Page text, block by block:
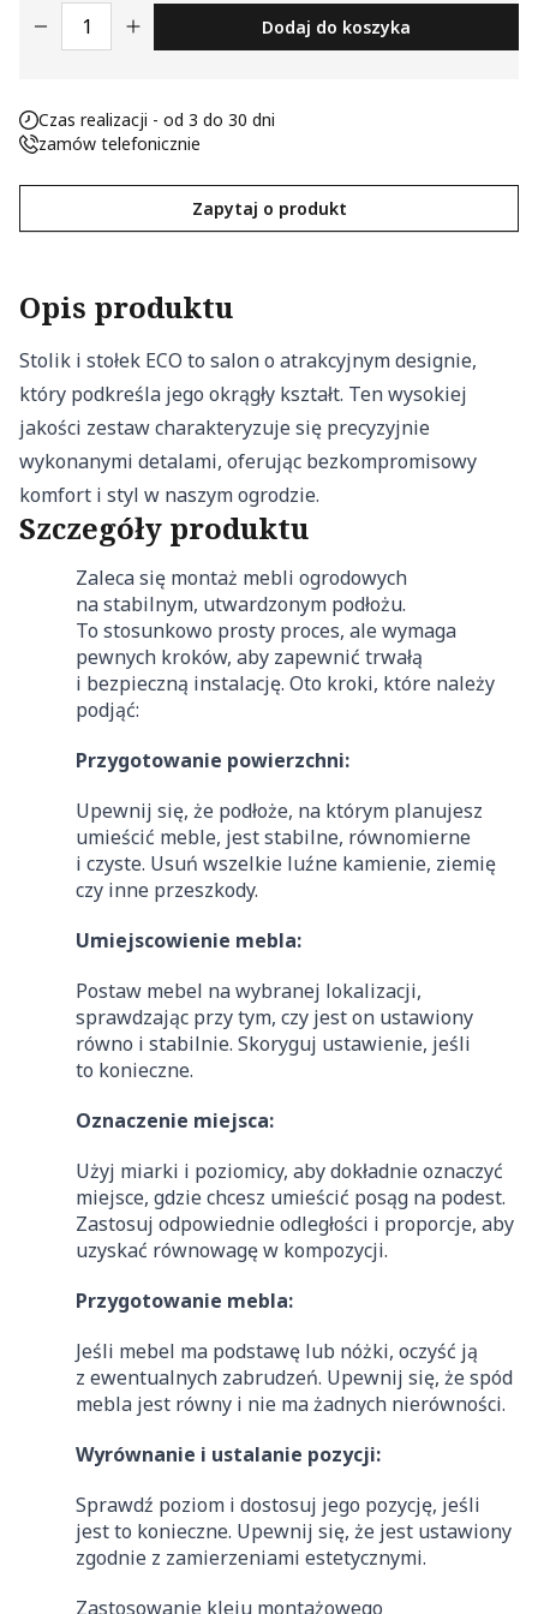
ilość STOŁEK ECO Dodaj do koszyka
Czas realizacji - od 3 do 30 dni
zamów telefonicznie
Zapytaj o produkt
Opis produktu
Stolik i stołek ECO to salon o atrakcyjnym designie,
który podkreśla jego okrągły kształt. Ten wysokiej
jakości zestaw charakteryzuje się precyzyjnie
wykonanymi detalami, oferując bezkompromisowy
komfort i styl w naszym ogrodzie.
Szczegóły produktu
Zaleca się montaż mebli ogrodowych
na stabilnym, utwardzonym podłożu.
To stosunkowo prosty proces, ale wymaga
pewnych kroków, aby zapewnić trwałą
i bezpieczną instalację. Oto kroki, które należy
podjąć:
Przygotowanie powierzchni:
Upewnij się, że podłoże, na którym planujesz
umieścić meble, jest stabilne, równomierne
i czyste. Usuń wszelkie luźne kamienie, ziemię
czy inne przeszkody.
Umiejscowienie mebla:
Postaw mebel na wybranej lokalizacji,
sprawdzając przy tym, czy jest on ustawiony
równo i stabilnie. Skoryguj ustawienie, jeśli
to konieczne.
Oznaczenie miejsca:
Użyj miarki i poziomicy, aby dokładnie oznaczyć
miejsce, gdzie chcesz umieścić posąg na podest.
Zastosuj odpowiednie odległości i proporcje, aby
uzyskać równowagę w kompozycji.
Przygotowanie mebla:
Jeśli mebel ma podstawę lub nóżki, oczyść ją
z ewentualnych zabrudzeń. Upewnij się, że spód
mebla jest równy i nie ma żadnych nierówności.
Wyrównanie i ustalanie pozycji:
Sprawdź poziom i dostosuj jego pozycję, jeśli
jest to konieczne. Upewnij się, że jest ustawiony
zgodnie z zamierzeniami estetycznymi.
Zastosowanie kleju montażowego
Nieklasyfikowane pliki cookie, to pliki, które są w procesie
Zapisz moje preferencje